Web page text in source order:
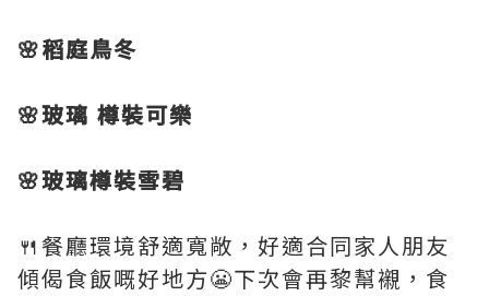
🌸稻庭鳥冬
🌸玻璃 樽裝可樂
🌸玻璃樽裝雪碧
🍴餐廳環境舒適寬敞，好適合同家人朋友
傾偈食飯嘅好地方😬下次會再黎幫襯，食